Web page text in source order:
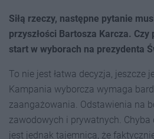
Siłą rzeczy, następne pytanie
przyszłości Bartosza Karcza.
start w wyborach na prezydenta
To nie jest łatwa decyzja, jeszcze
Kampania wyborcza wymaga
zaangażowania. Odstawienia na
zawodowych i prywatnych.
jest jednak tajemnicą, że